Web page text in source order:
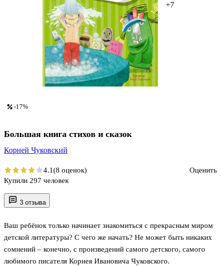
+7
3 отзыва
Ваш ребёнок только начинает знакомиться с прекрасным миром
детской литературы? С чего же начать? Не может быть никаких
сомнений – конечно, с произведений самого детского, самого
любимого писателя Корнея Ивановича Чуковского.
-17%
Большая книга стихов и сказок
Корней Чуковский
4.1(8 оценок)
Оценить
Купили 297 человек